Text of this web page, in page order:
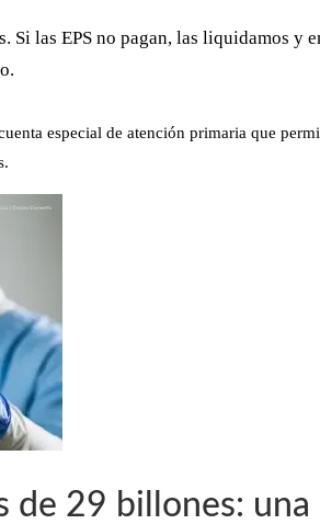
Si las EPS no pagan, las liquidamos y
especial de atención primaria que
de 29 billones: